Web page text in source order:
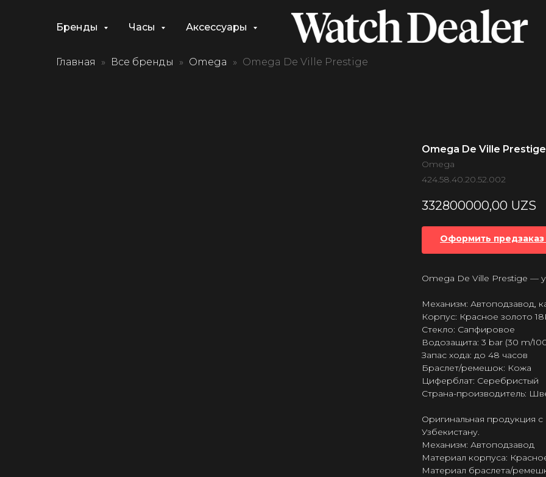
Бренды Часы Аксессуары
Главная Все бренды Omega Omega De Ville Prestige
Omega De Ville Prestige
Omega
424.58.40.20.52.002
332800000,00 UZS
Оформить
Omega De Ville Prestige —
Механизм: Автоподзавод,
Корпус: Красное золото
Стекло: Сапфировое
Водозащита: 3 bar (30 m/
Запас хода: до 48 часов
Браслет/ремешок: Кожа
Циферблат: Серебристый
Страна-производитель:
Оригинальная продукция
Узбекистану.
Механизм: Автоподзавод
Материал корпуса:
Материал браслета/